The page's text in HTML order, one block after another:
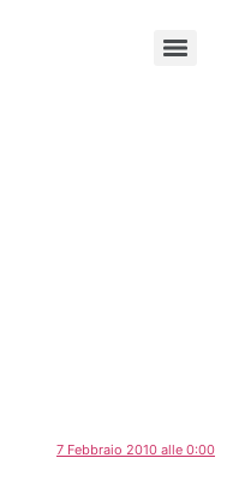
7 Febbraio 2010 alle 0:00